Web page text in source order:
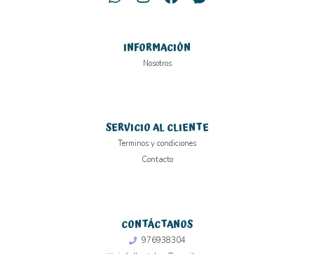
INFORMACIÓN
Nosotros
SERVICIO AL CLIENTE
Terminos y condiciones
Contacto
CONTÁCTANOS
976938304